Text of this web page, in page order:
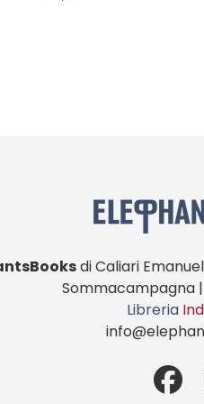
di Caliari
Sommacampagna |
Libreria